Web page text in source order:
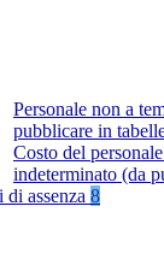
Personale non a
pubblicare in
Costo del
indeterminato (da
di assenza 8